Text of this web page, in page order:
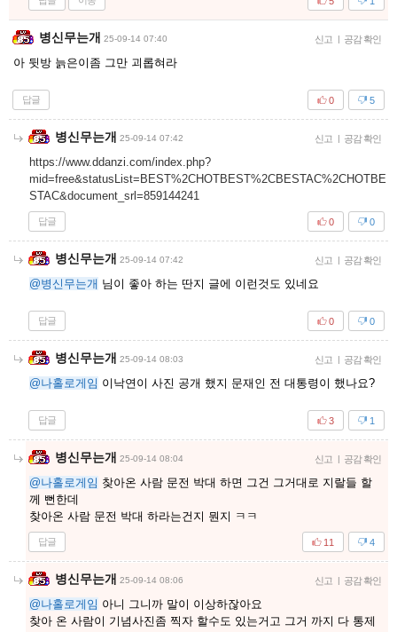
병신무는개 25-09-14 07:40 신고 | 공감 확인
아 뒷방 늙은이좀 그만 괴롭혀라
답글 5
0
병신무는개 25-09-14 07:42 신고 | 공감 확인
https://www.ddanzi.com/index.php?
mid=free&statusList=BEST%2CHOTBEST%2CBESTAC%2CHOTBE
STAC&document_srl=859144241
답글 0
0
병신무는개 25-09-14 07:42 신고 | 공감 확인
@병신무는개 님이 좋아 하는 딴지 글에 이런것도 있네요
답글 0
0
병신무는개 25-09-14 08:03 신고 | 공감 확인
@나홀로게임 이낙연이 사진 공개 했지 문재인 전 대통령이 했나요?
답글 1
3
병신무는개 25-09-14 08:04 신고 | 공감 확인
@나홀로게임 찾아온 사람 문전 박대 하면 그건 그거대로 지랄들 할
께 뻔한데
찾아온 사람 문전 박대 하라는건지 뭔지 ㅋㅋ
답글 4
11
병신무는개 25-09-14 08:06 신고 | 공감 확인
@나홀로게임 아니 그니까 말이 이상하잖아요
찾아 온 사람이 기념사진좀 찍자 할수도 있는거고 그거 까지 다 통제